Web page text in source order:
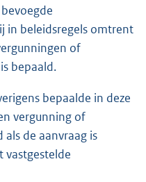
in beleidsregels omtrent
of
bepaald.
bepaalde in deze
vergunning of
de aanvraag is
vastgestelde